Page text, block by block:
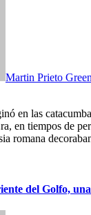
Martin Prieto
en tiempos de
romana
del Golfo,